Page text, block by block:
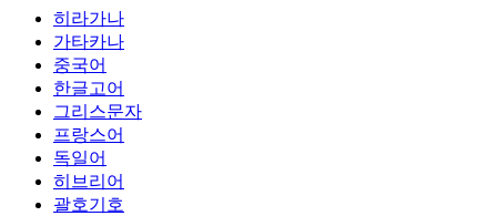
히라가나
가타카나
중국어
한글고어
그리스문자
프랑스어
독일어
히브리어
괄호기호